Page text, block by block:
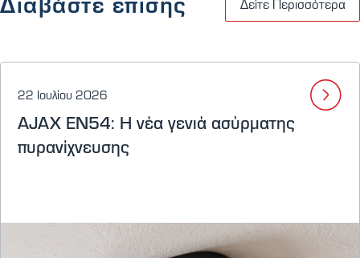
Δείτε Περισσότερα
22 Ιουλίου 2026
AJAX EN54: Η νέα γενιά ασύρματης
πυρανίχνευσης